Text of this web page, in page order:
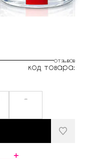
отзывов
код товара:
-
＋